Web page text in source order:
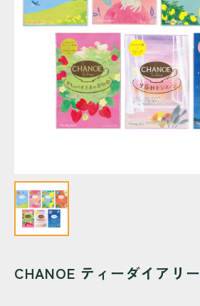
CHANOE ティーダイアリー